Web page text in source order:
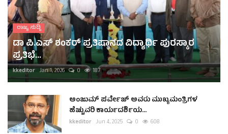
ರಾಜ್ಯ ಸುದ್ದಿ
ಡಾ ಪಿ.ಎಸ್ ಶಂಕರ್ ಪ್ರತಿಷ್ಠಾನದ ವಿದ್ಯಾರ್ಥಿ ಪುರಸ್ಕಾರ
ಪ್ರತಿಭೆ...
kkeditor Jan 1, 2026 0 187
ಅಂಜುಮ್ ಪರ್ವೇಜ್ ಅವರು ಮುಖ್ಯಮಂತ್ರಿಗಳ
ಹೆಚ್ಚುವರಿ ಕಾರ್ಯದರ್ಶಿಯ...
kkeditor Jun 4, 2025 0 608